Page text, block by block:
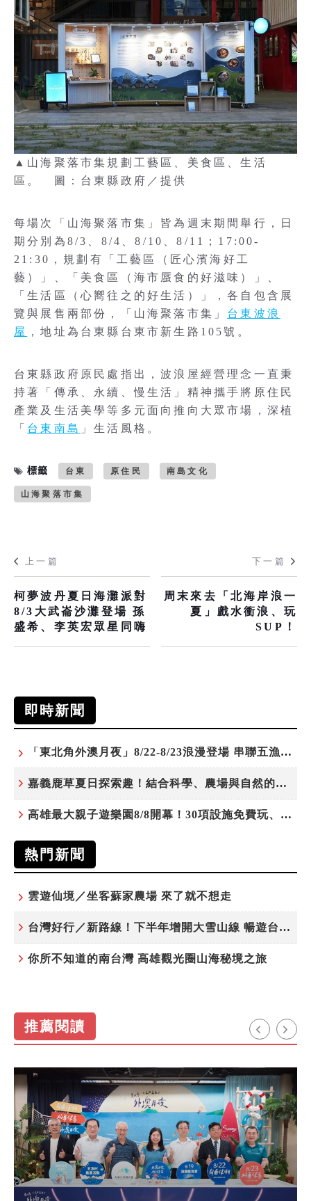
▲山海聚落市集規劃工藝區、美食區、生活
區。 圖：台東縣政府／提供
每場次「山海聚落市集」皆為週末期間舉行，日
期分別為8/3、8/4、8/10、8/11；17:00-
21:30，規劃有「工藝區（匠心濱海好工
藝）」、「美食區（海市蜃食的好滋味）」、
「生活區（心嚮往之的好生活）」，各自包含展
覽與展售兩部份，「山海聚落市集」 台東波浪
屋
，地址為台東縣台東市新生路105號。
台東縣政府原民處指出，波浪屋經營理念一直秉
持著「傳承、永續、慢生活」精神攜手將原住民
產業及生活美學等多元面向推向大眾市場，深植
「 台東南島 」生活風格。
標籤 台東 原住民 南島文化
山海聚落市集
上一篇
柯夢波丹夏日海灘派對
8/3大武崙沙灘登場 孫
盛希、李英宏眾星同嗨
下一篇
周末來去「北海岸浪一
夏」戲水衝浪、玩
SUP！
即時新聞
「東北角外澳月夜」8/22-8/23浪漫登場 串聯五漁村、音樂、市集、火舞與慢旅共度夏夜
嘉義鹿草夏日探索趣！結合科學、農場與自然的親子小旅行
高雄最大親子遊樂園8/8開幕！30項設施免費玩、YOYO家族嗨翻暑假
熱門新聞
雲遊仙境／坐客蘇家農場 來了就不想走
台灣好行／新路線！下半年增開大雪山線 暢遊台中更便利
你所不知道的南台灣 高雄觀光圈山海秘境之旅
推薦閱讀